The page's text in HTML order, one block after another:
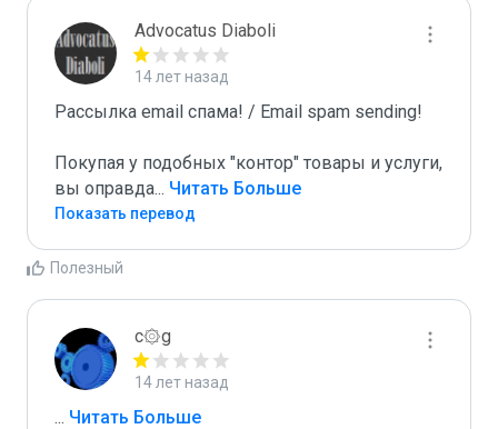
Advocatus Diaboli
14 лет назад
Рассылка email спама! / Email spam sending!
Покупая у подобных "контор" товары и услуги,
вы оправда... Читать Больше
Показать перевод
Полезный
c۞g
14 лет назад
... Читать Больше